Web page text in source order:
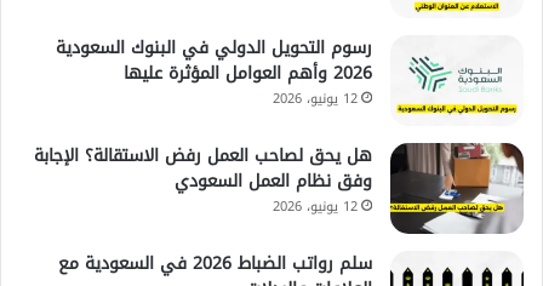
رسوم التحويل الدولي في البنوك السعودية
2026 وأهم العوامل المؤثرة عليها
12 يونيو، 2026
هل يحق لصاحب العمل رفض الاستقالة؟ الإجابة
وفق نظام العمل السعودي
12 يونيو، 2026
سلم رواتب الضباط 2026 في السعودية مع